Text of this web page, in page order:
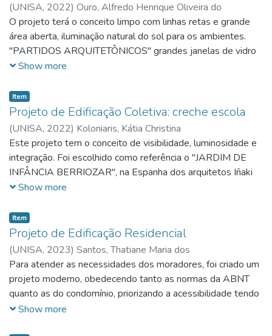
(UNISA, 2022) Ouro, Alfredo Henrique Oliveira do
O projeto terá o conceito limpo com linhas retas e grande
área aberta, iluminação natural do sol para os ambientes.
"PARTIDOS ARQUITETÔNICOS" grandes janelas de vidro
aproveitando toda iluminação e ventilação natural e com boa
Show more
Item
Projeto de Edificação Coletiva: creche escola
(UNISA, 2022) Koloniaris, Kátia Christina
Este projeto tem o conceito de visibilidade, luminosidade e
integração. Foi escolhido como referência o "JARDIM DE
INFÂNCIA BERRIOZAR", na Espanha dos arquitetos Iñaki
Bergera, Iñigo Berguiristain e Javier Larraz. O partido
vidro aproveitando toda iluminação e ventilação natural e
unindo a área interna com a externa, proporcionando
integração com as áreas do jardim, usando a disposição da
construção com a área livre no meio para também aproveitar
ao máximo a iluminação, ventilação e integração nas áreas
de convívio.
Show more
Item
Projeto de Edificação Residencial
(UNISA, 2023) Santos, Thatiane Maria dos
Para atender as necessidades dos moradores, foi criado um
projeto moderno, obedecendo tanto as normas da ABNT
quanto as do condomínio, priorizando a acessibilidade tendo
o acesso para a casa através de uma rampa com inclinação
Show more